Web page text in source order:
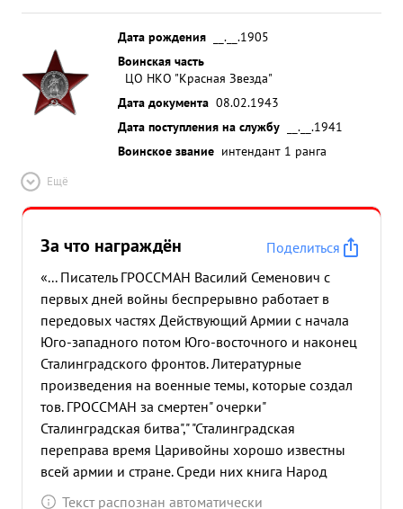
Дата рождения
__.__.1905
Воинская часть
ЦО НКО "Красная Звезда"
Дата документа 08.02.1943
Дата поступления на службу
__.__.1941
Воинское звание интендант 1 ранга
Ещё
За что награждён
Поделиться
«... Писатель ГРОССМАН Василий Семенович с
первых дней войны беспрерывно работает в
передовых частях Действующий Армии с начала
Юго-западного потом Юго-восточного и наконец
Сталинградского фронтов. Литературные
произведения на военные темы, которые создал
тов. ГРОССМАН за смертен" очерки"
Сталинградская битва"," "Сталинградская
переправа время Царивойны хорошо известны
всей армии и стране. Среди них книга Народ
бесцын-Сталинград", "В степном овраге"
Текст распознан автоматически